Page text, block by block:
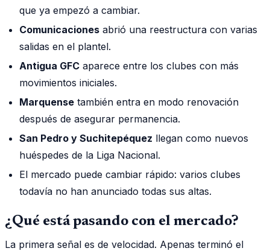
que ya empezó a cambiar.
Comunicaciones abrió una reestructura con varias
salidas en el plantel.
Antigua GFC aparece entre los clubes con más
movimientos iniciales.
Marquense también entra en modo renovación
después de asegurar permanencia.
San Pedro y Suchitepéquez llegan como nuevos
huéspedes de la Liga Nacional.
El mercado puede cambiar rápido: varios clubes
todavía no han anunciado todas sus altas.
¿Qué está pasando con el mercado?
La primera señal es de velocidad. Apenas terminó el